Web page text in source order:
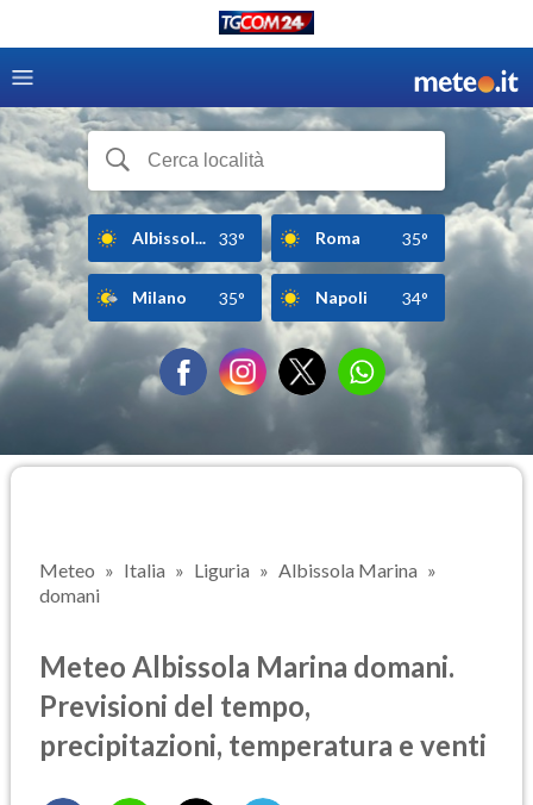
Albissol... 33° Roma 35°
Milano 35° Napoli 34°
Meteo Italia Liguria
Albissola Marina
domani
Meteo Albissola Marina domani.
Previsioni del tempo,
precipitazioni, temperatura e venti